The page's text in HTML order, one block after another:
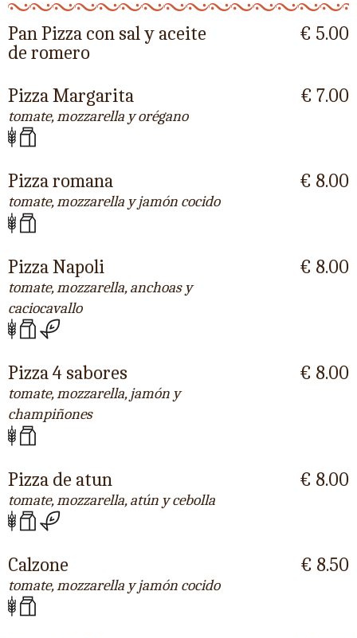
Pan Pizza con sal y aceite
de romero
€ 5.00
Pizza Margarita
tomate, mozzarella y orégano
€ 7.00
Pizza romana
tomate, mozzarella y jamón cocido
€ 8.00
Pizza Napoli
tomate, mozzarella, anchoas y
caciocavallo
€ 8.00
Pizza 4 sabores
tomate, mozzarella, jamón y
champiñones
€ 8.00
Pizza de atun
tomate, mozzarella, atún y cebolla
€ 8.00
Calzone
tomate, mozzarella y jamón cocido
€ 8.50